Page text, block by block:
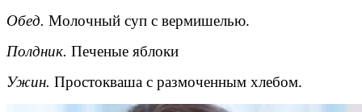
Обед. Молочный суп с вермишелью.
Полдник. Печеные яблоки
Ужин. Простокваша с размоченным хлебом.